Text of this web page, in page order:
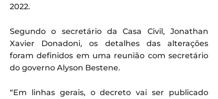
2022.
Segundo o secretário da Casa Civil, Jonathan
Xavier Donadoni, os detalhes das alterações
foram definidos em uma reunião com secretário
do governo Alyson Bestene.
“Em linhas gerais, o decreto vai ser publicado